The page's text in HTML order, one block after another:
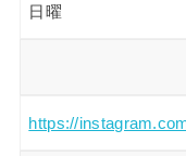
日曜
https://